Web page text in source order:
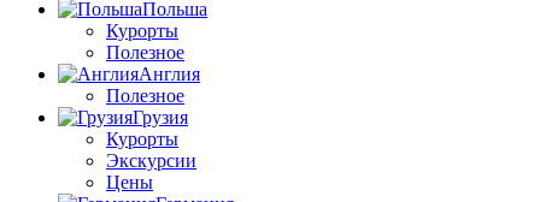
Польша
Курорты
Полезное
Англия
Полезное
Грузия
Курорты
Экскурсии
Цены